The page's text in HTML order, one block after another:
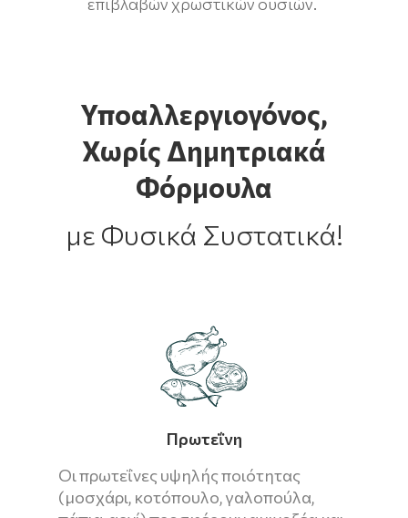
Υποαλλεργιογόνος,
Χωρίς Δημητριακά
Φόρμουλα
με Φυσικά Συστατικά!
Πρωτεΐνη
Οι πρωτεΐνες υψηλής ποιότητας
(μοσχάρι, κοτόπουλο, γαλοπούλα,